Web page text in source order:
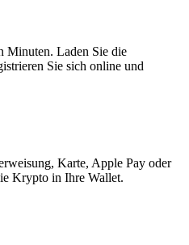
Minuten. Laden Sie die
Sie sich online und
Karte, Apple Pay oder
Krypto in Ihre Wallet.